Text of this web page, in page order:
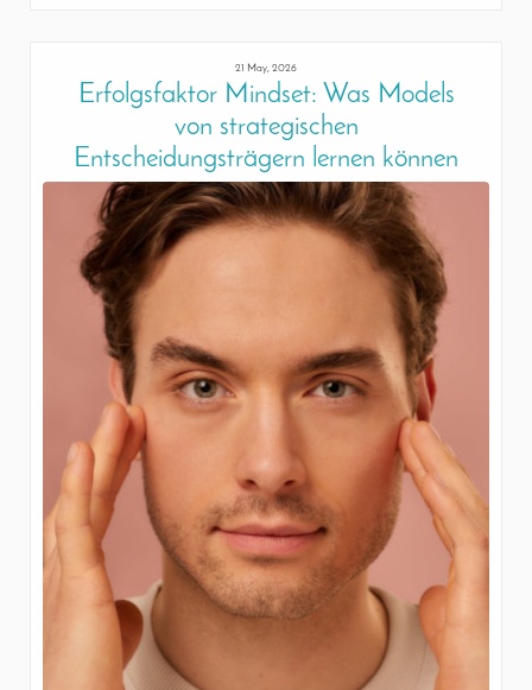
21 May, 2026
Erfolgsfaktor Mindset: Was Models
von strategischen
Entscheidungsträgern lernen können